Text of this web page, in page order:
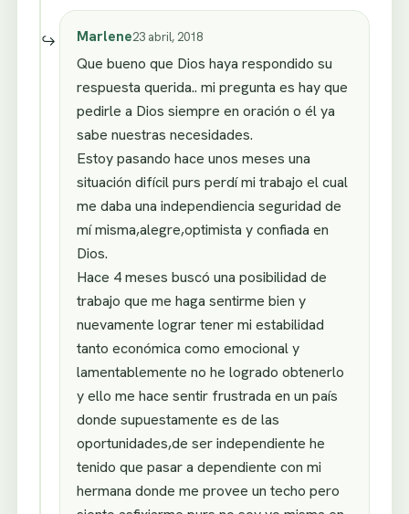
Marlene23 abril, 2018
Que bueno que Dios haya respondido su
respuesta querida.. mi pregunta es hay que
pedirle a Dios siempre en oración o él ya
sabe nuestras necesidades.
Estoy pasando hace unos meses una
situación difícil purs perdí mi trabajo el cual
me daba una independiencia seguridad de
mí misma,alegre,optimista y confiada en
Dios.
Hace 4 meses buscó una posibilidad de
trabajo que me haga sentirme bien y
nuevamente lograr tener mi estabilidad
tanto económica como emocional y
lamentablemente no he logrado obtenerlo
y ello me hace sentir frustrada en un país
donde supuestamente es de las
oportunidades,de ser independiente he
tenido que pasar a dependiente con mi
hermana donde me provee un techo pero